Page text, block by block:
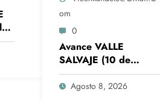
Om
0
Avance VALLE
SALVAJE (10 de
agosto): el robo de los
bebés sale a la luz
Agosto 8, 2026